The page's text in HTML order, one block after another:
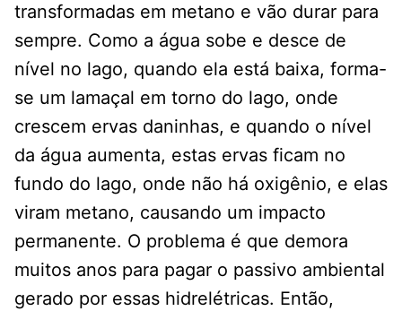
transformadas em metano e vão durar para
sempre. Como a água sobe e desce de
nível no lago, quando ela está baixa, forma-
se um lamaçal em torno do lago, onde
crescem ervas daninhas, e quando o nível
da água aumenta, estas ervas ficam no
fundo do lago, onde não há oxigênio, e elas
viram metano, causando um impacto
permanente. O problema é que demora
muitos anos para pagar o passivo ambiental
gerado por essas hidrelétricas. Então,